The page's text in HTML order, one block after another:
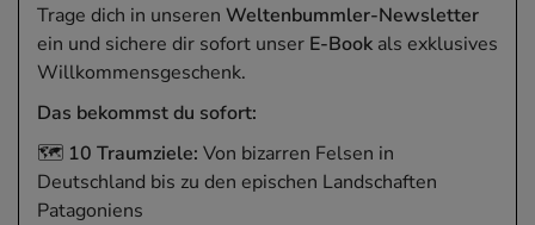
Trage dich in unseren Weltenbummler-Newsletter
ein und sichere dir sofort unser E-Book als exklusives
Willkommensgeschenk.
Das bekommst du sofort:
🗺️ 10 Traumziele: Von bizarren Felsen in
Deutschland bis zu den epischen Landschaften
Patagoniens